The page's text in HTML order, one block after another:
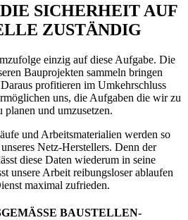
SICHERHEIT AUF
ZUSTÄNDIG
einzig auf diese Aufgabe. Die
Bauprojekten sammeln bringen
profitieren im Umkehrschluss
uns, die Aufgaben die wir zu
planen und umzusetzen.
und Arbeitsmaterialien werden so
Netz-Herstellers. Denn der
diese Daten wiederum in seine
unsere Arbeit reibungsloser ablaufen
maximal zufrieden.
BAUSTELLEN-